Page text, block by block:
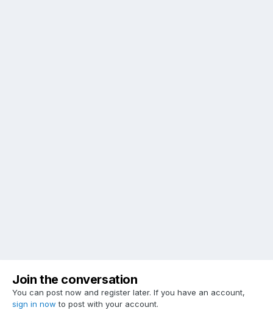
Join the conversation
You can post now and register later. If you have an account,
sign in now to post with your account.